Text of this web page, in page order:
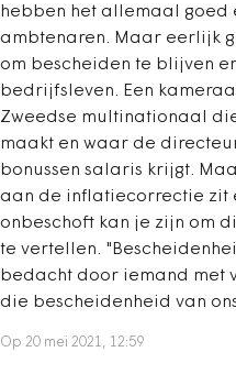
hebben het allemaal goed
ambtenaren. Maar eerlijk
om bescheiden te blijven
bedrijfsleven. Een
Zweedse multinationaal
maakt en waar de
bonussen salaris krijgt.
aan de inflatiecorrectie zit
onbeschoft kan je zijn om
te vertellen.
bedacht door iemand met
die bescheidenheid van
Op 20 mei 2021, 12:59